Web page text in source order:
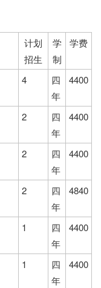
计划
招生
学
制
学费
4
四
年
4400
2
四
年
4400
2
四
年
4400
2
四
年
4840
1
四
年
4400
1
四
年
4400